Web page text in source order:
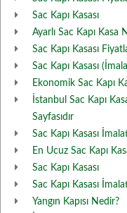
Sac Kapı Kasası
Ayarlı Sac Kapı Kasa
Sac Kapı Kasası
Sac Kapı Kasası
Ekonomik Sac Kapı
İstanbul Sac Kapı
Sayfasıdır
Sac Kapı Kasası
En Ucuz Sac Kapı
Sac Kapı Kasası
Sac Kapı Kasası
Yangın Kapısı Nedir?